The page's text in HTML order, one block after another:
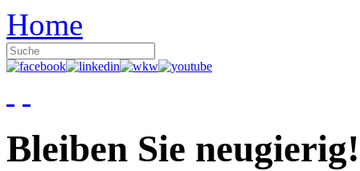
Home
Bleiben Sie neugierig!